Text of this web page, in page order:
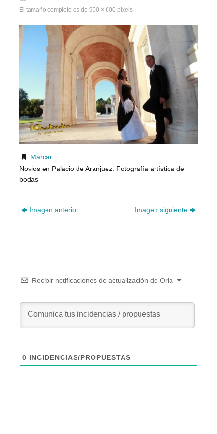
El tamaño completo es de 900 × 600 pixels
Marcar.
Novios en Palacio de Aranjuez. Fotografía artística de
bodas
Imagen anterior Imagen siguiente
Recibir notificaciones de actualización de Orla
0 INCIDENCIAS/PROPUESTAS